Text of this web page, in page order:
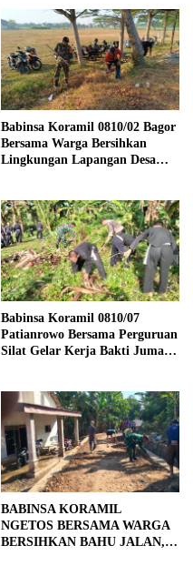
Babinsa Koramil 0810/02 Bagor
Bersama Warga Bersihkan
Lingkungan Lapangan Desa
Babinsa Koramil 0810/07
Patianrowo Bersama Perguruan
Silat Gelar Kerja Bakti Jumat
BABINSA KORAMIL
NGETOS BERSAMA WARGA
BERSIHKAN BAHU JALAN,